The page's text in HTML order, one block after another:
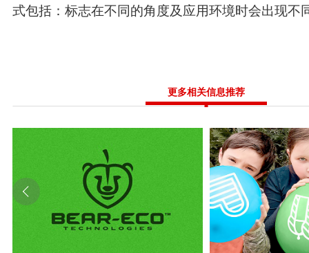
式包括：标志在不同的角度及应用环境时会出现不
更多相关信息推荐